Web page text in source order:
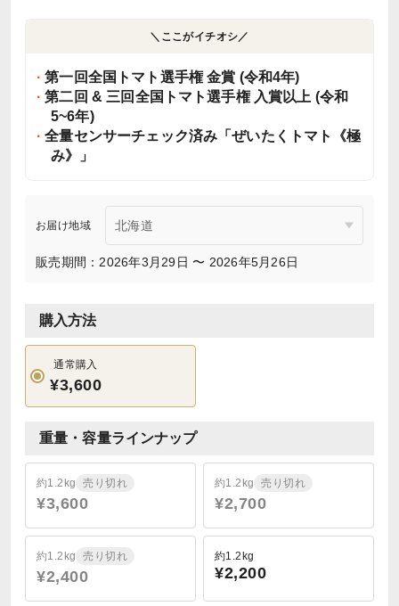
＼ここがイチオシ／
第一回全国トマト選手権 金賞 (令和4年)
第二回 & 三回全国トマト選手権 入賞以上 (令和
5~6年)
全量センサーチェック済み「ぜいたくトマト《極
み》」
お届け地域
販売期間：2026年3月29日 〜 2026年5月26日
購入方法
通常購入
¥3,600
重量・容量ラインナップ
約1.2kg 売り切れ
¥3,600
約1.2kg 売り切れ
¥2,700
約1.2kg 売り切れ
¥2,400
約1.2kg
¥2,200